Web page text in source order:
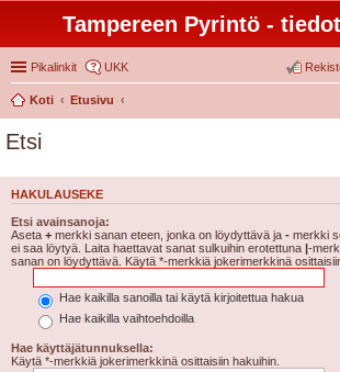
Tampereen Pyrintö -
Pikalinkit UKK
Koti Etusivu
Etsi
HAKULAUSEKE
Etsi avainsanoja:
Aseta + merkki sanan eteen, jonka on löydyttävä ja - merkki
ei saa löytyä. Laita haettavat sanat sulkuihin erotettuna |-
sanan on löydyttävä. Käytä *-merkkiä jokerimerkkinä
Hae kaikilla sanoilla tai käytä kirjoitettua hakua
Hae kaikilla vaihtoehdoilla
Hae käyttäjätunnuksella:
Käytä *-merkkiä jokerimerkkinä osittaisiin hakuihin.